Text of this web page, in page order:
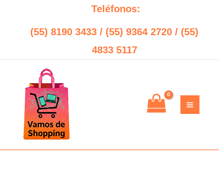
contenido
Teléfonos:
(55) 8190 3433 / (55) 9364 2720 / (55)
4833 5117